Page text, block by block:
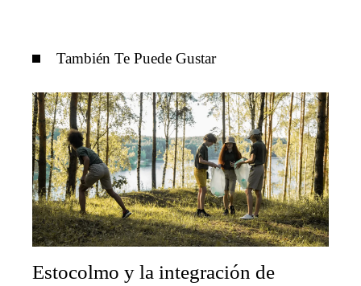
También Te Puede Gustar
Estocolmo y la integración de